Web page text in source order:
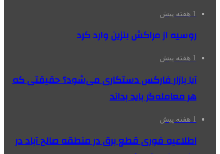
1 هفته پیش
روسیه از مراکش بنزین وارد کرد
1 هفته پیش
آیا بازار فارکس دستکاری می‌شود؟ حقیقتی که
هر معامله‌گر باید بداند
1 هفته پیش
اطلاعیه فوری قطع برق در منطقه صالح آباد در